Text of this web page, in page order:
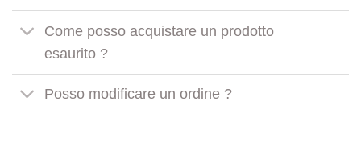
Come posso acquistare un prodotto
esaurito ?
Posso modificare un ordine ?